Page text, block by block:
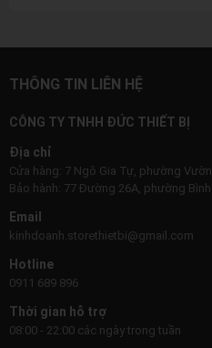
THÔNG TIN LIÊN HỆ
CÔNG TY TNHH ĐỨC THIẾT BỊ
Địa chỉ
Cửa hàng: 7 Ngô Gia Tự, phường Vườn
Bảo hành: 77 Đường 26A, phường Bình
Email
kinhdoanh.storethietbi@gmail.com
Hotline
0911 689 896
Thời gian hỗ trợ
08:00 - 22:00 các ngày trong tuần